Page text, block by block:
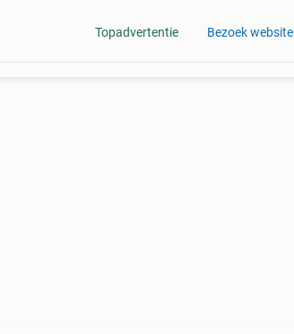
Topadvertentie Bezoek website